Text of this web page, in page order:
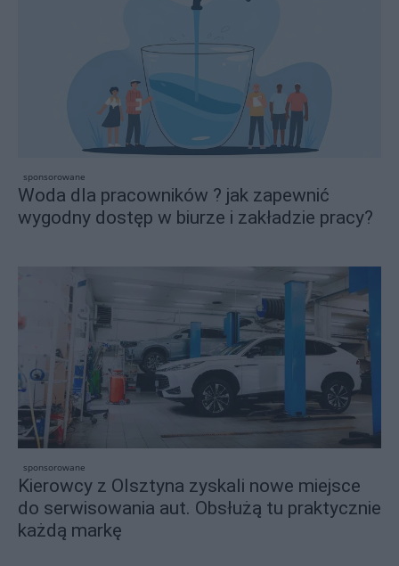
sponsorowane
Woda dla pracowników ? jak zapewnić
wygodny dostęp w biurze i zakładzie pracy?
sponsorowane
Kierowcy z Olsztyna zyskali nowe miejsce
do serwisowania aut. Obsłużą tu praktycznie
każdą markę